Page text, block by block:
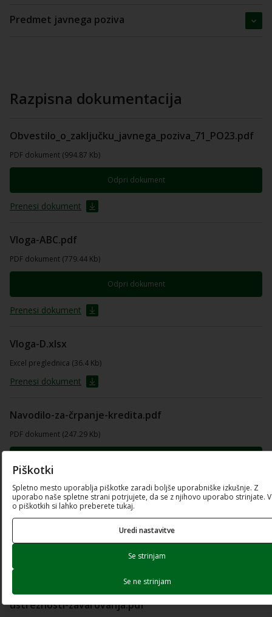
Predmet javnega poziva
Razpisna dokumentacija
Obvestilo_o_zaključku_javnega_poziva_71_PO23.pdf
PDF dokument (994.87 Kb)
Odpri dokument
Prenesi dokument
Vloga-ABC.pdf
PDF dokument (779.44 Kb)
Odpri dokument
Prenesi dokument
Vloga-D.xlsx
Excel preglednica (36.4 Kb)
Prenesi dokument
Navodilo-za-črpanje-kredita.pdf
PDF dokument (247.29 Kb)
Prenesi dokument
Vloga-E.xlsx
Elementi-presoje-kreditne-sposobnosti-in-
ustreznosti-zavarovanja.pdf
Piškotki
Spletno mesto uporablja piškotke zaradi boljše uporabniške izkušnje. Z
uporabo naše spletne strani potrjujete, da se z njihovo uporabo strinjate.
o piškotkih si lahko preberete tukaj.
Uredi nastavitve
Se strinjam
Se ne strinjam